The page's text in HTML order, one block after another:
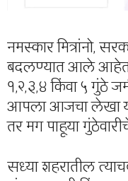
नमस्कार मित्रांनो,
बदलण्यात आले आहेत.
१,२,३,४ किंवा ५ गुंठे
आपला आजचा लेखा
तर मग पाहूया
सध्या शहरातील